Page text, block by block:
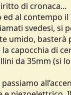
di cronaca…
ed al
svedesi, si
umido,
capocchia di
da 35mm (si